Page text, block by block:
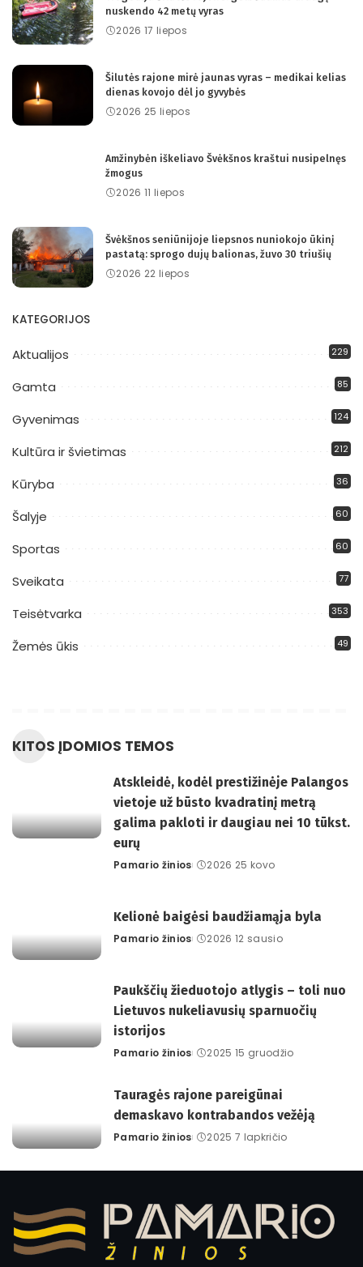
nuskendo 42 metų vyras
2026 17 liepos
Šilutės rajone mirė jaunas vyras – medikai kelias
dienas kovojo dėl jo gyvybės
2026 25 liepos
Amžinybėn iškeliavo Švėkšnos kraštui nusipelnęs
žmogus
2026 11 liepos
Švėkšnos seniūnijoje liepsnos nuniokojo ūkinį
pastatą: sprogo dujų balionas, žuvo 30 triušių
2026 22 liepos
KATEGORIJOS
Aktualijos 229
Gamta 85
Gyvenimas 124
Kultūra ir švietimas 212
Kūryba 36
Šalyje 60
Sportas 60
Sveikata 77
Teisėtvarka 353
Žemės ūkis 49
KITOS ĮDOMIOS TEMOS
Atskleidė, kodėl prestižinėje Palangos
vietoje už būsto kvadratinį metrą
galima pakloti ir daugiau nei 10 tūkst.
eurų
Posted
Pamario žinios 2026 25 kovo
Kelionė baigėsi baudžiamąja byla
Posted
Pamario žinios 2026 12 sausio
Paukščių žieduotojo atlygis – toli nuo
Lietuvos nukeliavusių sparnuočių
istorijos
Posted
Pamario žinios 2025 15 gruodžio
Tauragės rajone pareigūnai
demaskavo kontrabandos vežėją
Posted
Pamario žinios 2025 7 lapkričio